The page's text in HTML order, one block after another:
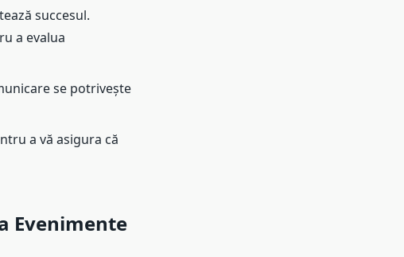
succesul.
a evalua
se potrivește
a vă asigura că
Evenimente